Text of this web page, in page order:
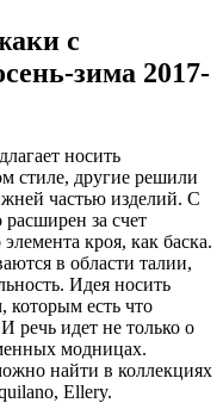
с
зима 2017-
носить
стиле, другие решили
частью изделий. С
за счет
кроя, как баска.
в области талии,
Идея носить
есть что
речь идет не только о
модницах.
найти в коллекциях
Ellery.